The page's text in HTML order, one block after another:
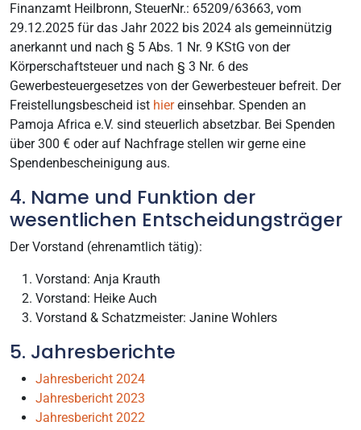
Finanzamt Heilbronn, SteuerNr.: 65209/63663, vom
29.12.2025 für das Jahr 2022 bis 2024 als gemeinnützig
anerkannt und nach § 5 Abs. 1 Nr. 9 KStG von der
Körperschaftsteuer und nach § 3 Nr. 6 des
Gewerbesteuergesetzes von der Gewerbesteuer befreit. Der
Freistellungsbescheid ist hiereinsehbar. Spenden an
Pamoja Africa e.V. sind steuerlich absetzbar. Bei Spenden
über 300 € oder auf Nachfrage stellen wir gerne eine
Spendenbescheinigung aus.
4. Name und Funktion der
wesentlichen Entscheidungsträger
Der Vorstand (ehrenamtlich tätig):
Vorstand: Anja Krauth
Vorstand: Heike Auch
Vorstand & Schatzmeister: Janine Wohlers
5. Jahresberichte
Jahresbericht 2024
Jahresbericht 2023
Jahresbericht 2022